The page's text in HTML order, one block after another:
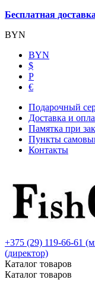
Бесплатная
BYN
BYN
$
Р
€
Подарочный
Доставка и
Памятка при
Пункты
Контакты
+375 (29) 119-66-61
(директор)
Каталог товаров
Каталог товаров